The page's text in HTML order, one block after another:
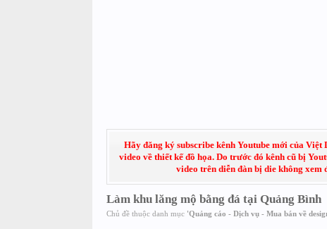
Hãy đăng ký subscribe kênh Youtube mới của Việt
video về thiết kế đồ họa. Do trước đó kênh cũ bị
video trên diễn đàn bị die không xem
Làm khu lăng mộ bằng đá tại Quảng Bình
Chủ đề thuộc danh mục 'Quảng cáo - Dịch vụ - Mua bán về